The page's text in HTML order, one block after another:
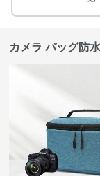
カメラ バッグ防